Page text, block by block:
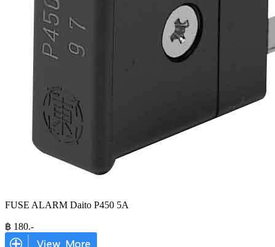
FUSE ALARM Daito P450 5A
฿ 180.-